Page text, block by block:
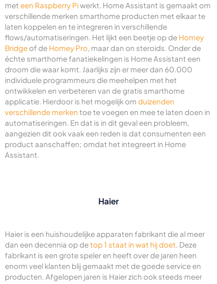
met een Raspberry Piwerkt. Home Assistant is gemaakt om
verschillende merken smarthome producten met elkaar te
laten koppelen en te integreren in verschillende
flows/automatiseringen. Het lijkt een beetje op de Homey
Bridge of de Homey Pro, maar dan on steroids. Onder de
échte smarthome fanatiekelingen is Home Assistant een
droom die waar komt. Jaarlijks zijn er meer dan 60.000
individuele programmeurs die meehelpen met het
ontwikkelen en verbeteren van de gratis smarthome
applicatie. Hierdoor is het mogelijk om duizenden
verschillende merken toe te voegen en mee te laten doen in
automatiseringen. En dat is in dit geval een probleem,
aangezien dit ook vaak een reden is dat consumenten een
product aanschaffen; omdat het integreert in Home
Assistant.
Haier
Haier is een huishoudelijke apparaten fabrikant die al meer
dan een decennia op detop 1 staat in wat hij doet. Deze
fabrikant is een grote speler en heeft over de jaren heen
enorm veel klanten blij gemaakt met de goede service en
producten. Afgelopen jaren is Haier zich ook steeds meer